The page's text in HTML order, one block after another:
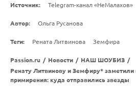
Источник: Telegram-канал «НеМалахов»
Автор: Ольга Русанова
Теги: Рената Литвинова Земфира
Passion.ru / Новости / НАШ ШОУБИЗ /
Ренату Литвинову и Земфиру* заметили
примирения: куда отправились звезды